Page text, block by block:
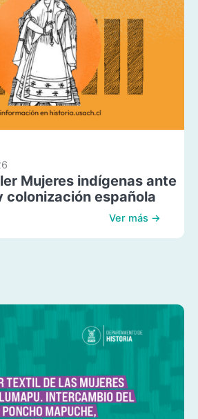
Mujeres indígenas ante
colonización española
Ver más →